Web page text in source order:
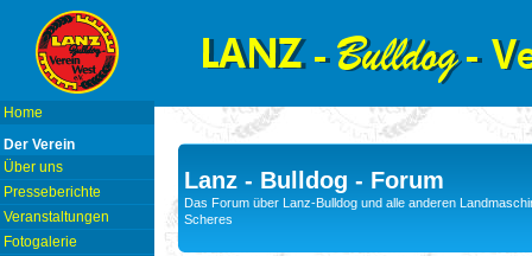
Home
Der Verein
Über uns
Presseberichte
Veranstaltungen
Fotogalerie
Lanz - Bulldog - Forum
Das Forum über Lanz-Bulldog und alle anderen
Scheres